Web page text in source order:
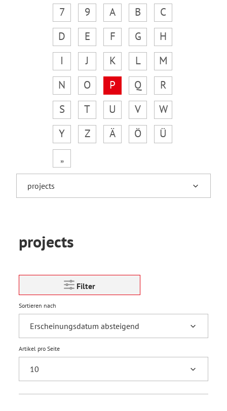
7
9 A B
C
D
E F G
H
I
J K L
M
N
O P Q
R
S
T U V
W
Y
Z Ä Ö
Ü
„
projects
Filter
Sortieren nach
Artikel pro Seite